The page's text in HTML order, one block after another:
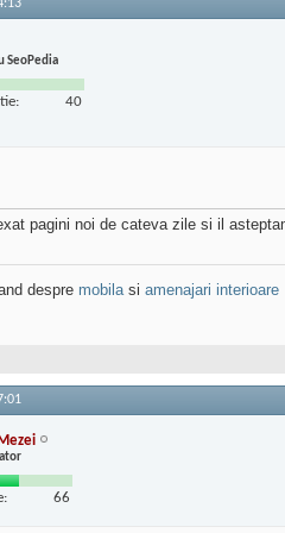
SeoPedia
40
pagini noi de cateva zile si il
despre mobilasi amenajari interioare
66